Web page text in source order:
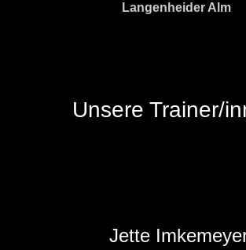
Langenheider Alm
Unsere Trainer/
Jette